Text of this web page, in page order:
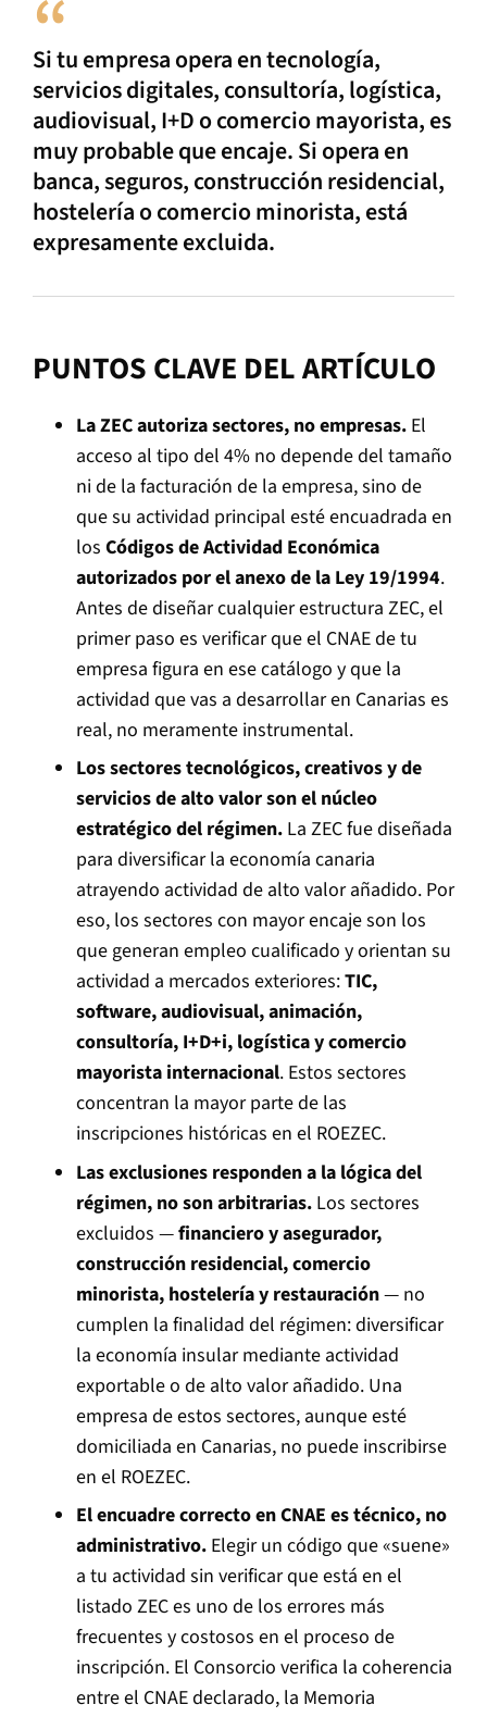
Si tu empresa opera en tecnología,
servicios digitales, consultoría, logística,
audiovisual, I+D o comercio mayorista, es
muy probable que encaje. Si opera en
banca, seguros, construcción residencial,
hostelería o comercio minorista, está
expresamente excluida.
PUNTOS CLAVE DEL ARTÍCULO
La ZEC autoriza sectores, no empresas. El
acceso al tipo del 4% no depende del tamaño
ni de la facturación de la empresa, sino de
que su actividad principal esté encuadrada en
los Códigos de Actividad Económica
autorizados por el anexo de la Ley 19/1994.
Antes de diseñar cualquier estructura ZEC, el
primer paso es verificar que el CNAE de tu
empresa figura en ese catálogo y que la
actividad que vas a desarrollar en Canarias es
real, no meramente instrumental.
Los sectores tecnológicos, creativos y de
servicios de alto valor son el núcleo
estratégico del régimen. La ZEC fue diseñada
para diversificar la economía canaria
atrayendo actividad de alto valor añadido. Por
eso, los sectores con mayor encaje son los
que generan empleo cualificado y orientan su
actividad a mercados exteriores:TIC,
software, audiovisual, animación,
consultoría, I+D+i, logística y comercio
mayorista internacional. Estos sectores
concentran la mayor parte de las
inscripciones históricas en el ROEZEC.
Las exclusiones responden a la lógica del
régimen, no son arbitrarias. Los sectores
excluidos —financiero y asegurador,
construcción residencial, comercio
minorista, hostelería y restauración— no
cumplen la finalidad del régimen: diversificar
la economía insular mediante actividad
exportable o de alto valor añadido. Una
empresa de estos sectores, aunque esté
domiciliada en Canarias, no puede inscribirse
en el ROEZEC.
El encuadre correcto en CNAE es técnico, no
administrativo. Elegir un código que «suene»
a tu actividad sin verificar que está en el
listado ZEC es uno de los errores más
frecuentes y costosos en el proceso de
inscripción. El Consorcio verifica la coherencia
entre el CNAE declarado, la Memoria